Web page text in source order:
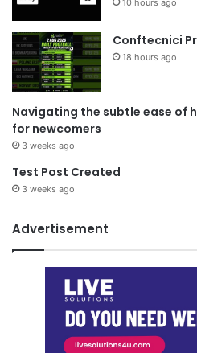
Conftecnici
18 hours ago
Navigating the subtle ease
for newcomers
3 weeks ago
Test Post Created
3 weeks ago
Advertisement